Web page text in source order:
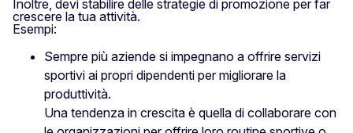
Inoltre, devi stabilire delle strategie di promozione per far
crescere la tua attività.
Esempi:
Sempre più aziende si impegnano a offrire servizi
sportivi ai propri dipendenti per migliorare la
produttività.
Una tendenza in crescita è quella di collaborare con